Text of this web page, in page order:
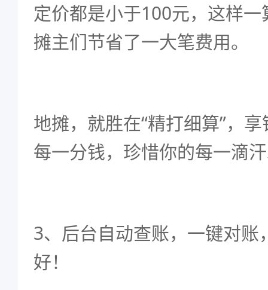
定价都是小于100元，这样
摊主们节省了一大笔费用。
地摊，就胜在“精打细算”，
每一分钱，珍惜你的每一滴
3、后台自动查账，一键对账
好！